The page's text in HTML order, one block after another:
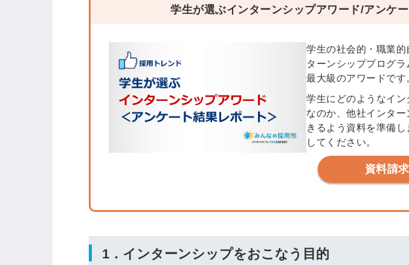
学生が選ぶインターンシップアワード/アンケ
学生の社会的・職業
ターンシッププログ
最大級のアワードです
学生にどのようなイ
なのか、他社インタ
きるよう資料を準備
してください。
資料請
1．インターンシップをおこなう目的
ログイン
簡単10
秒！無料
会員登録
メールアドレス
ます